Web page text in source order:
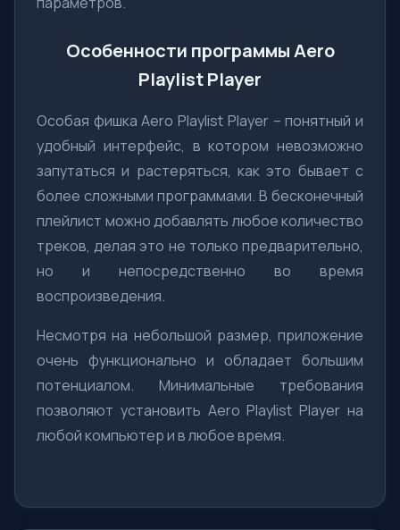
Особенности программы Aero
Playlist Player
Особая фишка Aero Playlist Player – понятный и
удобный интерфейс, в котором невозможно
запутаться и растеряться, как это бывает с
более сложными программами. В бесконечный
плейлист можно добавлять любое количество
треков, делая это не только предварительно,
но и непосредственно во время
воспроизведения.
Несмотря на небольшой размер, приложение
очень функционально и обладает большим
потенциалом. Минимальные требования
позволяют установить Aero Playlist Player на
любой компьютер и в любое время.